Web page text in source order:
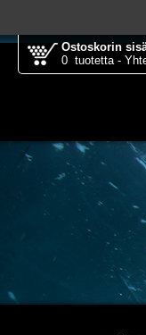
Ostoskorin
0 tuotetta -